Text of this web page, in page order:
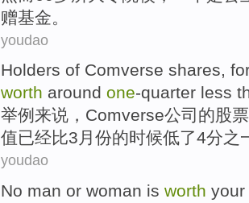
赠基金 。
youdao
Holders of Comverse shares,
worth around one-quarter less
举例 来说， Comverse公司 的股票
值已经比3 月份的时候低了4分之
youdao
No man or woman is worth your